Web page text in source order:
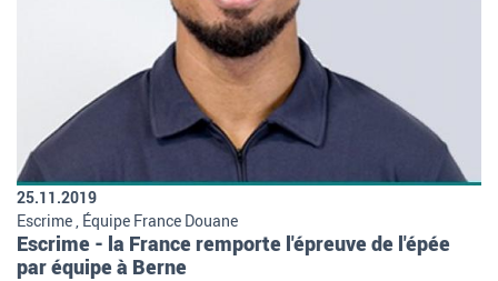
25.11.2019
Escrime , Équipe France Douane
Escrime - la France remporte l'épreuve de l'épée
par équipe à Berne